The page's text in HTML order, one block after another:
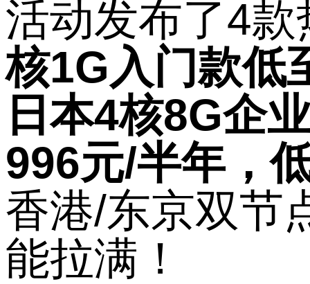
活动发布了4款
核1G入门款低
日本4核8G企
996元/半年，
香港/东京双节
能拉满！